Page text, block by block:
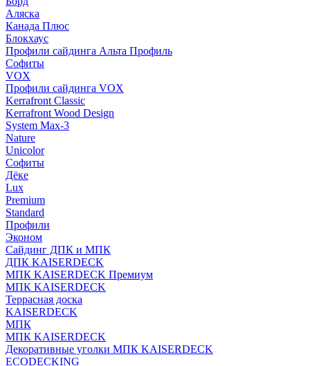
Аляска
Канада Плюс
Блокхаус
Профили сайдинга Альта Профиль
Софиты
VOX
Профили сайдинга VOX
Kerrafront Classic
Kerrafront Wood Design
System Max-3
Nature
Unicolor
Софиты
Дёке
Lux
Premium
Standard
Профили
Эконом
Сайдинг ДПК и МПК
ДПК KAISERDECK
МПК KAISERDECK Премиум
МПК KAISERDECK
Террасная доска
KAISERDECK
МПК
МПК KAISERDECK
Декоративные уголки МПК KAISERDECK
ECODECKING